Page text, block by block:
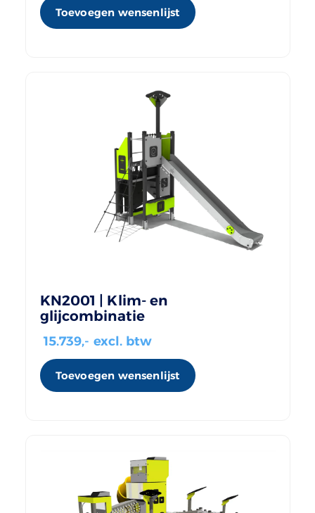
Toevoegen wensenlijst
KN2001 | Klim- en
glijcombinatie
15.739,- excl. btw
Toevoegen wensenlijst